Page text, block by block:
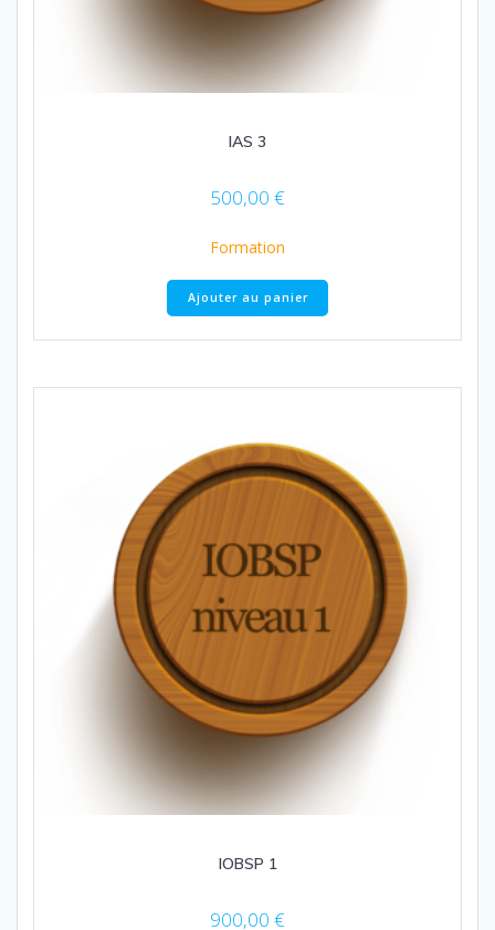
IAS 3
500,00 €
Formation
Ajouter au panier
IOBSP 1
900,00 €